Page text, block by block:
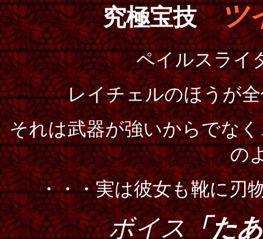
究極宝技ツ
ペイルスライ
レイチェルのほうが
それは武器が強いからでな
の
・・・実は彼女も靴に刃
ボイス「た